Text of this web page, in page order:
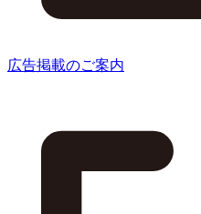
広告掲載のご案内